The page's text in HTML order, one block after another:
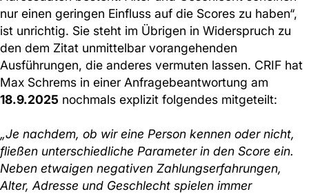
nur einen geringen Einfluss auf die Scores zu haben“,
ist unrichtig. Sie steht im Übrigen in Widerspruch zu
den dem Zitat unmittelbar vorangehenden
Ausführungen, die anderes vermuten lassen. CRIF hat
Max Schrems in einer Anfragebeantwortung am
18.9.2025 nochmals explizit folgendes mitgeteilt:
„Je nachdem, ob wir eine Person kennen oder nicht,
fließen unterschiedliche Parameter in den Score ein.
Neben etwaigen negativen Zahlungserfahrungen,
Alter, Adresse und Geschlecht spielen immer